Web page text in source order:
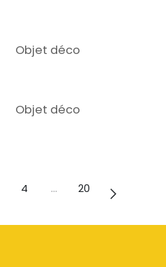
Objet déco
Objet déco
4 … 20